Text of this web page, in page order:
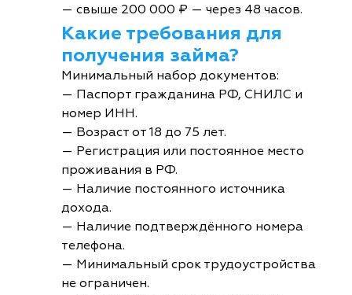
— свыше 200 000 ₽ — через 48 часов.
Какие требования для
получения займа?
Минимальный набор документов:
— Паспорт гражданина РФ, СНИЛС и
номер ИНН.
— Возраст от 18 до 75 лет.
— Регистрация или постоянное место
проживания в РФ.
— Наличие постоянного источника
дохода.
— Наличие подтверждённого номера
телефона.
— Минимальный срок трудоустройства
не ограничен.